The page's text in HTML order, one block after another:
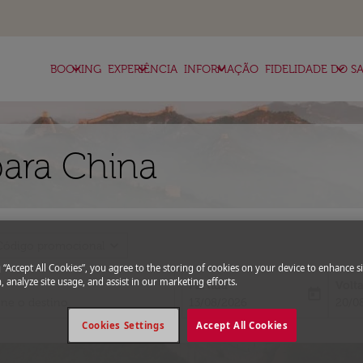
BOOKING
keyboard_arrow_down EXPERIÊNCIA
keyboard_arrow_down INFORMAÇÃO
keyboard_arrow_down FIDELIDADE DO
keyboard_arrow_down
China
Partida
fc-
“Accept All Cookies”, you agree to the storing of cookies on your device to enhance
analyze site usage, and assist in our marketing efforts.
Accept All Cookies
Cookies Settings